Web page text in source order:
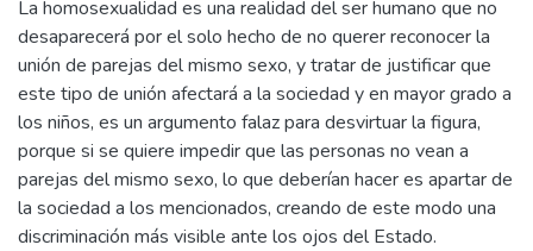
La homosexualidad es una realidad del ser humano que no
desaparecerá por el solo hecho de no querer reconocer la
unión de parejas del mismo sexo, y tratar de justificar que
este tipo de unión afectará a la sociedad y en mayor grado a
los niños, es un argumento falaz para desvirtuar la figura,
porque si se quiere impedir que las personas no vean a
parejas del mismo sexo, lo que deberían hacer es apartar de
la sociedad a los mencionados, creando de este modo una
discriminación más visible ante los ojos del Estado.